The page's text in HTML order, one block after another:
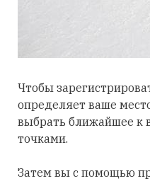
Чтобы
определяет ваше
выбрать ближайшее к
точками.
Затем вы с помощью